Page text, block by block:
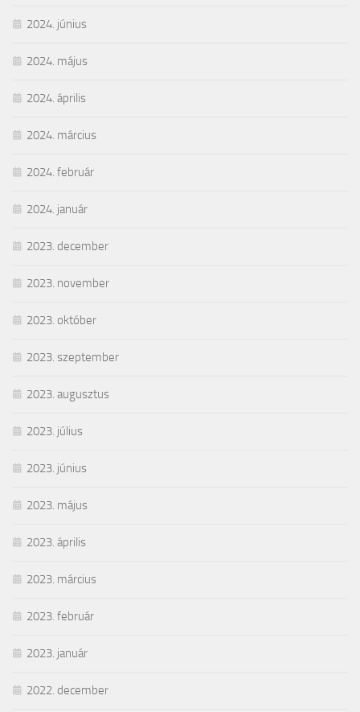
2024. június
2024. május
2024. április
2024. március
2024. február
2024. január
2023. december
2023. november
2023. október
2023. szeptember
2023. augusztus
2023. július
2023. június
2023. május
2023. április
2023. március
2023. február
2023. január
2022. december